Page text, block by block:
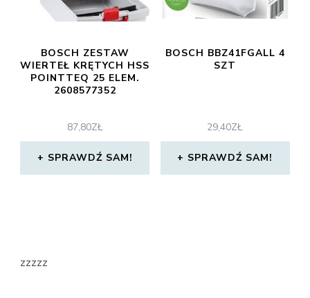
BOSCH ZESTAW
WIERTEŁ KRĘTYCH HSS
POINTTEQ 25 ELEM.
2608577352
87,80ZŁ
SPRAWDŹ SAM!
BOSCH BBZ41FGALL 4
SZT
29,40ZŁ
SPRAWDŹ SAM!
zzzzz